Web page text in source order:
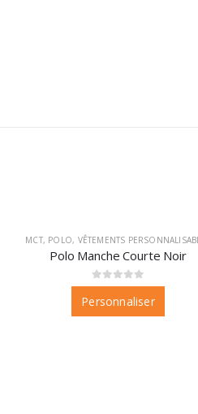
VÊTEMENTS PERSONNALISABLES
MCT, POLO, VÊTEMENTS
Polo Manche Courte Noir
0sur 5
Personnaliser